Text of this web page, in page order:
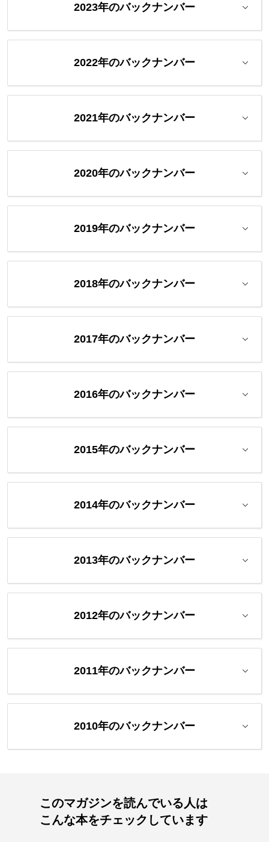
2023年のバックナンバー
2022年のバックナンバー
2021年のバックナンバー
2020年のバックナンバー
2019年のバックナンバー
2018年のバックナンバー
2017年のバックナンバー
2016年のバックナンバー
2015年のバックナンバー
2014年のバックナンバー
2013年のバックナンバー
2012年のバックナンバー
2011年のバックナンバー
2010年のバックナンバー
このマガジンを読んでいる人は
こんな本をチェックしています